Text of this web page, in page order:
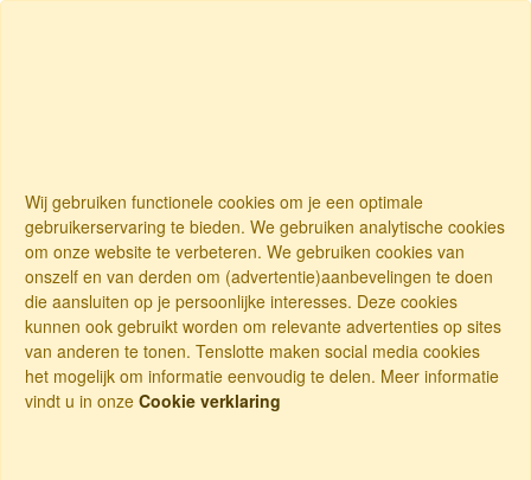
Wij gebruiken functionele cookies om je een optimale
gebruikerservaring te bieden. We gebruiken analytische cookies
om onze website te verbeteren. We gebruiken cookies van
onszelf en van derden om (advertentie)aanbevelingen te doen
die aansluiten op je persoonlijke interesses. Deze cookies
kunnen ook gebruikt worden om relevante advertenties op sites
van anderen te tonen. Tenslotte maken social media cookies
het mogelijk om informatie eenvoudig te delen. Meer informatie
vindt u in onze Cookie verklaring